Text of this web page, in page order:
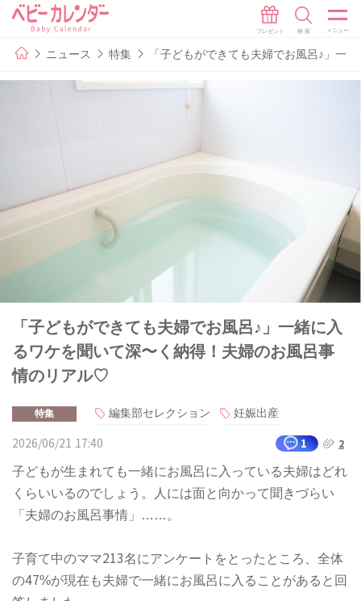
ニュース 特集 「子どもができても夫婦でお風呂♪」一
「子どもができても夫婦でお風呂♪」一緒に入
るワケを聞いて深〜く納得！夫婦のお風呂事
情のリアル♡
特集 編集部セレクション 妊娠出産
2026/06/21 17:40 1 2
子どもが生まれても一緒にお風呂に入っている夫婦はどれ
くらいいるのでしょう。人には面と向かって聞きづらい
「夫婦のお風呂事情」……。
子育て中のママ213名にアンケートをとったところ、全体
の47%が現在も夫婦で一緒にお風呂に入ることがあると回